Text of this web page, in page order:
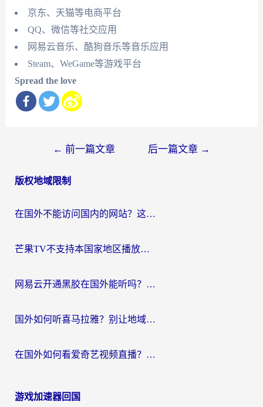
京东、天猫等电商平台
QQ、微信等社交应用
网易云音乐、酷狗音乐等音乐应用
Steam、WeGame等游戏平台
Spread the love
导
← 前一篇文章 后一篇文章 →
版权地域限制
在国外不能访问国内的网站？这篇攻略帮你无缝连接家乡资源
芒果TV不支持本国家地区播放该怎么解决？海外党追剧看片的终极指南
网易云开通黑胶在国外能听吗？海外党亲测有效的回国听音乐方案
国外如何听喜马拉雅？别让地域限制，断了你的中文声音陪伴
在国外如何看爱奇艺视频直播？海外党亲测有效的回国加速器指南
游戏加速器回国